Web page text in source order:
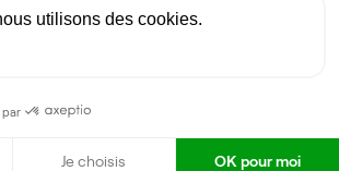
utilisons des cookies.
Je choisis OK pour moi